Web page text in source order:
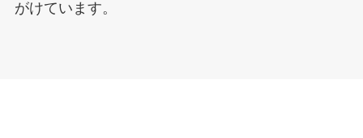
がけています。